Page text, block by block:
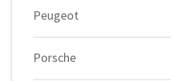
Peugeot
Porsche